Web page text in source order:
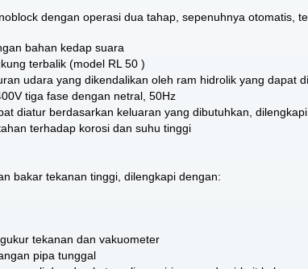
dengan operasi dua tahap, sepenuhnya otomatis,
bahan kedap suara
terbalik (model RL 50 )
udara yang dikendalikan oleh ram hidrolik yang dapat
tiga fase dengan netral, 50Hz
diatur berdasarkan keluaran yang dibutuhkan,
terhadap korosi dan suhu tinggi
bakar tekanan tinggi, dilengkapi dengan:
tekanan dan vakuometer
pipa tunggal